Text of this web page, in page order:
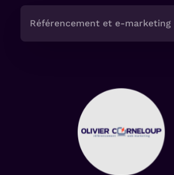
Référencement et e-marketing